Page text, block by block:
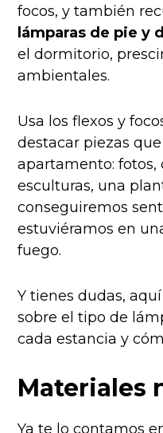
focos, y también
lámparas de pie y
el dormitorio,
ambientales.
Usa los flexos y
destacar piezas
apartamento: fotos,
esculturas, una
conseguiremos
estuviéramos en
fuego.
Y tienes dudas,
sobreel tipo de
cada estancia y
Materiales
Ya te lo contamos